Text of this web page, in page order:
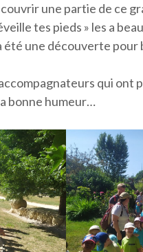
une partie de ce
tes pieds » les a
été une découverte
qui
bonne humeur…